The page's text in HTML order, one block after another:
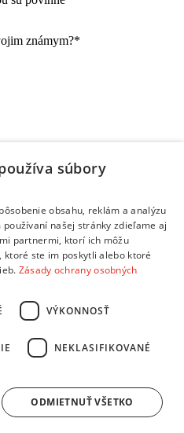
známym?*
a výhody
ťa potešili?
lepšie?
toto políčko nevypĺňaj
súbory
obsahu, reklám a analýzu
našej stránky zdieľame aj
partnermi, ktorí ich môžu
ste im poskytli alebo ktoré
Zásady ochrany osobných
VÝKONNOSŤ
NEKLASIFIKOVANÉ
ODMIETNUŤ VŠETKO